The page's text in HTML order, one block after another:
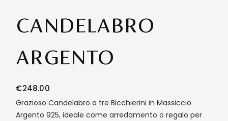
CANDELABRO
ARGENTO
€248.00
Grazioso Candelabro a tre Bicchierini in Massiccio
Argento 925, ideale come arredamento o regalo per